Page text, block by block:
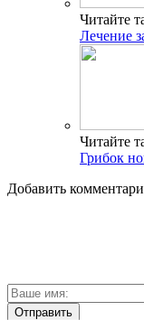
Читайте
Лечение
Читайте
Грибок
Добавить